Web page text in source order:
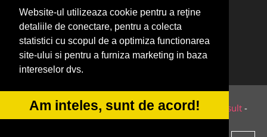
Website-ul utilizeaza cookie pentru a reţine
detaliile de conectare, pentru a colecta
statistici cu scopul de a optimiza functionarea
site-ului si pentru a furniza marketing in baza
intereselor dvs.
Am inteles, sunt de acord!
Nuntas
Tipografi
La-Cursuri
Medici Familie
© 2014-2026 Powered byVilonMedia&Todaiko Consult -
ANPC SOL